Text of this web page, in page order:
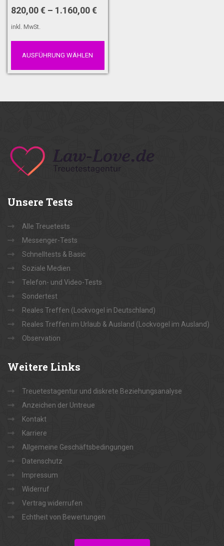
820,00€ – 1.160,00€
inkl. MwSt.
AUSFÜHRUNG WÄHLEN
Unsere Tests
Alle Treuetests
Messenger-Tests
Schnelltests & Basic
Soziale Medien
Telefon- und Video-Tests
Sondertest
Reales Treffen (Lockvogel in Deutschland)
Reales Treffen im Urlaub & Ausland (Lockvogel im Ausland)
Observation
Weitere Links
Treuetestagentur und diskrete Beziehungsanalyse
Anzeichen der Untreue
Kontakt
Karriere
Allgemeine Geschäftsbedingungen
Datenschutz
Impressum
Widerruf
Vertrag widerrufen
Echtheit von Bewertungen